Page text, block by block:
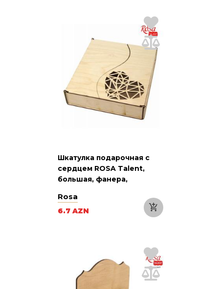
Шкатулка подарочная с
сердцем ROSA Talent,
большая, фанера,
Rosa
6.7 AZN